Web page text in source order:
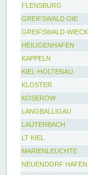
FLENSBURG
GREIFSWALD OIE
GREIFSWALD-WIECK
HEILIGENHAFEN
KAPPELN
KIEL-HOLTENAU
KLOSTER
KOSEROW
LANGBALLIGAU
LAUTERBACH
LT KIEL
MARIENLEUCHTE
NEUENDORF HAFEN